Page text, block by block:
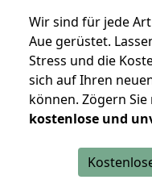
Wir sind für jede
Aue gerüstet.
Stress und die
sich auf Ihren
können. Zögern
kostenlose und